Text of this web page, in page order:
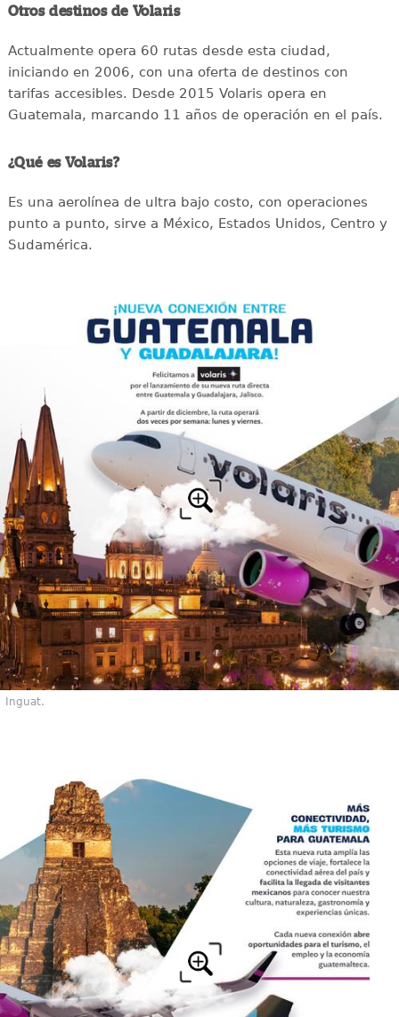
Otros destinos de Volaris
Actualmente opera 60 rutas desde esta ciudad,
iniciando en 2006, con una oferta de destinos con
tarifas accesibles. Desde 2015 Volaris opera en
Guatemala, marcando 11 años de operación en el país.
¿Qué es Volaris?
Es una aerolínea de ultra bajo costo, con operaciones
punto a punto, sirve a México, Estados Unidos, Centro y
Sudamérica.
Inguat.